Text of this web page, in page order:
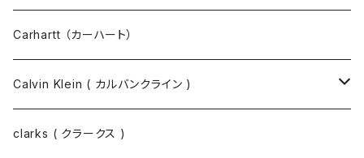
財布 / キーケース
キーホルダー / スマホスタンド
パーカ
コート
シャツ
半袖シャツ
長袖シャツ
スウェット
Carhartt （カーハート）
Calvin Klein ( カルバンクライン )
ジャケット
clarks ( クラークス )